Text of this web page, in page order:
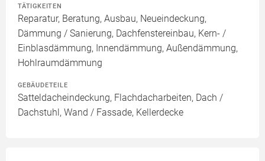
TÄTIGKEITEN
Reparatur, Beratung, Ausbau, Neueindeckung,
Dämmung / Sanierung, Dachfenstereinbau, Kern- /
Einblasdämmung, Innendämmung, Außendämmung,
Hohlraumdämmung
GEBÄUDETEILE
Satteldacheindeckung, Flachdacharbeiten, Dach /
Dachstuhl, Wand / Fassade, Kellerdecke